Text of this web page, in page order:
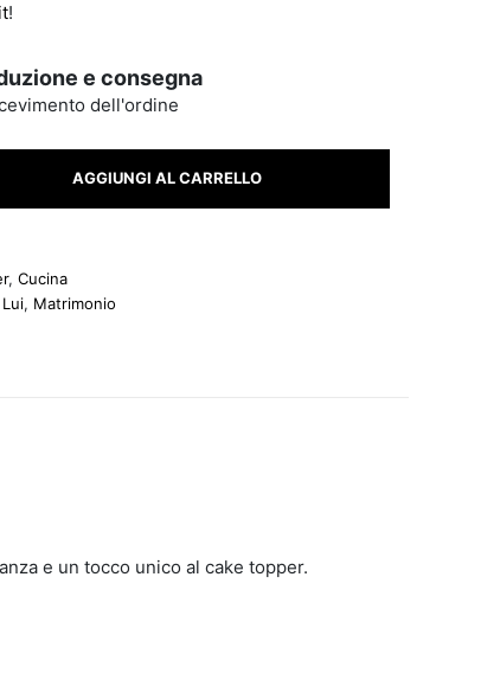
!
e consegna
dell'ordine
AGGIUNGI AL CARRELLO
,Cucina
Lui, Matrimonio
e un tocco unico al cake topper.